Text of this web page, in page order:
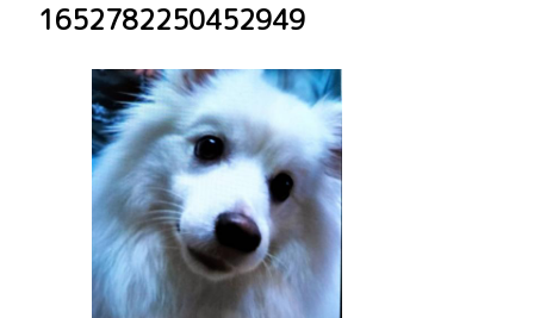
1652782250452949